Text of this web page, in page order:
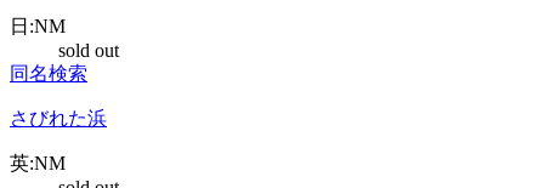
日:NM
sold out
同名検索
さびれた浜
英:NM